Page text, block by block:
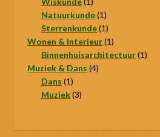
product
Natuurkunde 11
product
Sterrenkunde 11
product
Wonen & Interieur 11
product
Binnenhuisarchitectuur 11
Muziek & Dans 44
Dans 11
product
Muziek 33